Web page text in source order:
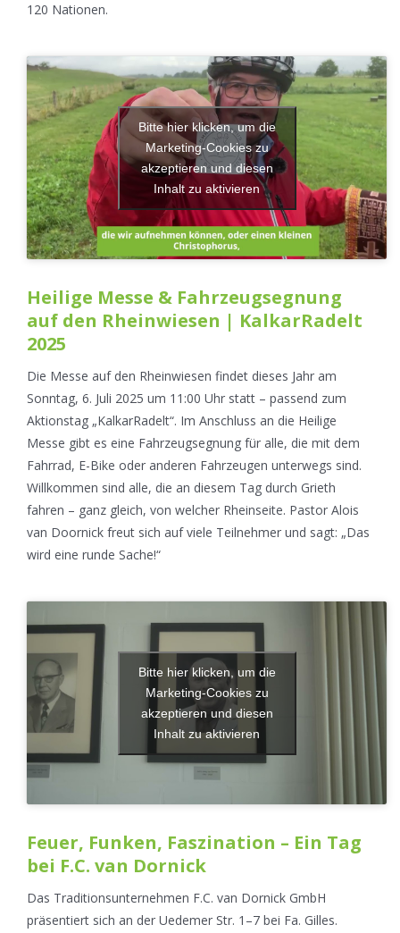
120 Nationen.
Bitte hier klicken, um die
Marketing-Cookies zu
akzeptieren und diesen
Inhalt zu aktivieren
Heilige Messe & Fahrzeugsegnung
auf den Rheinwiesen | KalkarRadelt
2025
Die Messe auf den Rheinwiesen findet dieses Jahr am
Sonntag, 6. Juli 2025 um 11:00 Uhr statt – passend zum
Aktionstag „KalkarRadelt“. Im Anschluss an die Heilige
Messe gibt es eine Fahrzeugsegnung für alle, die mit dem
Fahrrad, E-Bike oder anderen Fahrzeugen unterwegs sind.
Willkommen sind alle, die an diesem Tag durch Grieth
fahren – ganz gleich, von welcher Rheinseite. Pastor Alois
van Doornick freut sich auf viele Teilnehmer und sagt: „Das
wird eine runde Sache!“
Bitte hier klicken, um die
Marketing-Cookies zu
akzeptieren und diesen
Inhalt zu aktivieren
Feuer, Funken, Faszination – Ein Tag
bei F.C. van Dornick
Das Traditionsunternehmen F.C. van Dornick GmbH
präsentiert sich an der Uedemer Str. 1–7 bei Fa. Gilles.